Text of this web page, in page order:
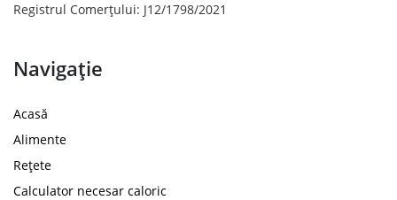
Registrul Comerțului: J12/1798/2021
Navigație
Acasă
Alimente
Rețete
Calculator necesar caloric